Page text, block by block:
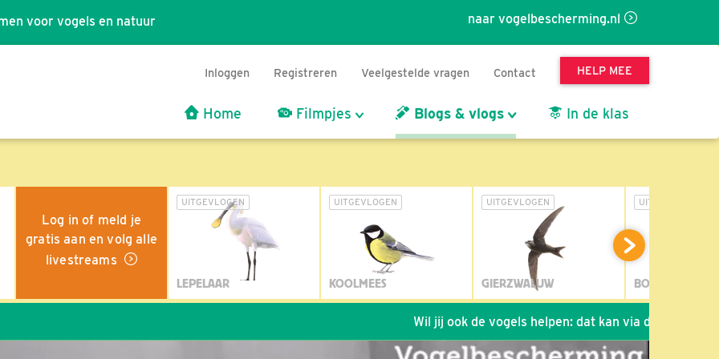
naar vogelbescherming.nl
voor vogels en natuur
Inloggen Registreren Veelgestelde vragen Contact HELP MEE
Home Filmpjes Blogs & vlogs In de klas
Log in of meld je
gratis aan en volg alle
livestreams
UITGEVLOGEN
LEPELAAR
UITGEVLOGEN
KOOLMEES
UITGEVLOGEN
GIERZWALUW
UITGEVLOGEN
BOSUIL
Wil jij ook de vogels helpen: dat kan via de link!